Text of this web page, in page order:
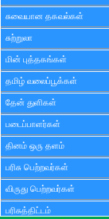
சுவையான தகவல்கள்
சுற்றுலா
மின் புத்தகங்கள்
தமிழ் வலைப்பூக்கள்
தேன் துளிகள்
படைப்பாளர்கள்
தினம் ஒரு தளம்
பரிசு பெற்றவர்கள்
விருது பெற்றவர்கள்
பரிசுத்திட்டம்